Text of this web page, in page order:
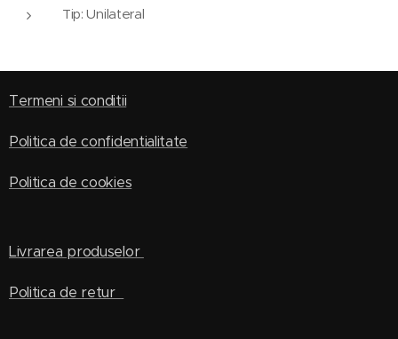
Tip: Unilateral
Termeni si conditii
Politica de confidentialitate
Politica de cookies
Livrarea produselor
Politica de retur